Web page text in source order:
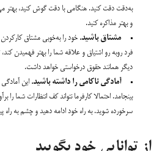
به‌دقت دقت کنید. هنگامی با دقت گوش کنید، بهتر
و بهتر مذاکره کنید.
مشتاق باشید. خود را به‌خوبی مشتاق
فرد روبه رو اشتیاق و علاقه شما را بهتر فهمیدن
دیگر همانند حقوق درخواستی خواهد داشت.
آمادگی ناکامی را داشته باشید. این آمادگی
بینجامد. احتمالا کارفرما نتواند کف انتظارات شما را
سرخورده شوید. به راه خود ادامه دهید و چشم به راه
از توانایی خود بگویید